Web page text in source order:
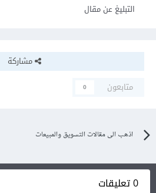
التبليغ عن مقال
مشاركة
متابعون
0
اذهب الى مقالات التسويق والمبيعات
0 تعليقات